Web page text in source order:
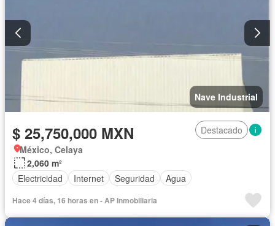
Nave Industrial
$ 25,750,000 MXN
Destacado
México, Celaya
2,060 m²
Electricidad
Internet Seguridad Agua
Hace 4 días, 16 horas en - AP Inmobiliaria